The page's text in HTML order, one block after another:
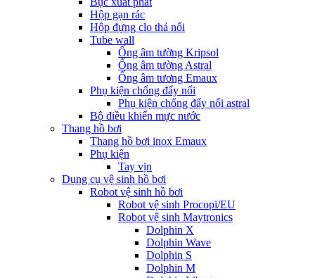
Hộp gạn rác
Hộp đựng clo thả nổi
Tube wall
Ống âm tường Kripsol
Ống âm tường Astral
Ống âm tương Emaux
Phụ kiện chống đẩy nổi
Phụ kiện chống đẩy nổi astral
Bộ điều khiển mực nước
Thang hồ bơi
Thang hồ bơi inox Emaux
Phụ kiện
Tay vịn
Dụng cụ vệ sinh hồ bơi
Robot vệ sinh hồ bơi
Robot vệ sinh Procopi/EU
Robot vệ sinh Maytronics
Dolphin X
Dolphin Wave
Dolphin S
Dolphin M